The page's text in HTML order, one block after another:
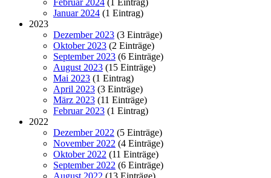
Januar 2024 (1 Eintrag)
2023
Dezember 2023 (3 Einträge)
Oktober 2023 (2 Einträge)
September 2023 (6 Einträge)
August 2023 (15 Einträge)
Mai 2023 (1 Eintrag)
April 2023 (3 Einträge)
März 2023 (11 Einträge)
Februar 2023 (1 Eintrag)
2022
Dezember 2022 (5 Einträge)
November 2022 (4 Einträge)
Oktober 2022 (11 Einträge)
September 2022 (6 Einträge)
August 2022 (13 Einträge)